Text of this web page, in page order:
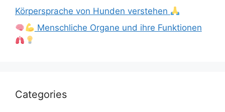
Körpersprache von Hunden verstehen
Menschliche Organe und ihre Funktionen
Categories